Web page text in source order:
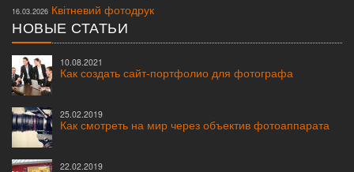
16.03.2026 Квітневий фотодрук
НОВЫЕ СТАТЬИ
10.08.2021
Как создать сайт-портфолио для фотографа
25.02.2019
Как смотреть на мир через объектив фотоаппарата
22.02.2019